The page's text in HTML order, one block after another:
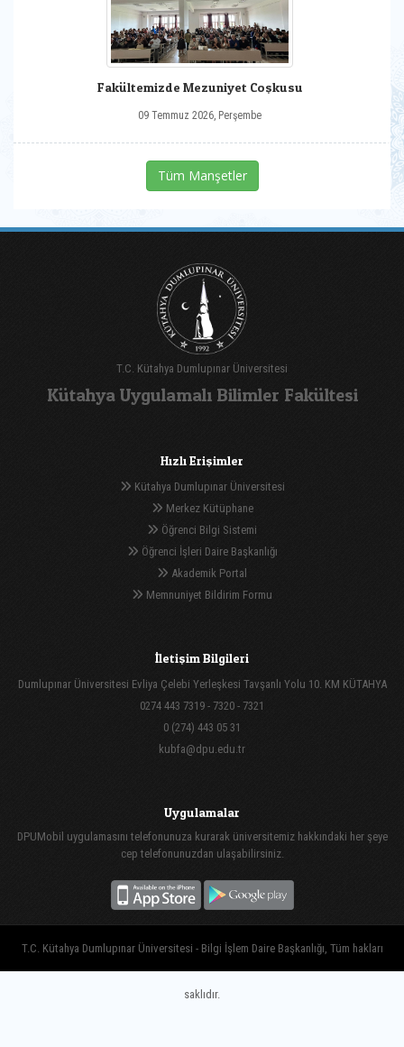
Fakültemizde Mezuniyet Coşkusu
09 Temmuz 2026, Perşembe
Tüm Manşetler
T.C. Kütahya Dumlupınar Üniversitesi
Kütahya Uygulamalı Bilimler Fakültesi
Hızlı Erişimler
Kütahya Dumlupınar Üniversitesi
Merkez Kütüphane
Öğrenci Bilgi Sistemi
Öğrenci İşleri Daire Başkanlığı
Akademik Portal
Memnuniyet Bildirim Formu
İletişim Bilgileri
Dumlupınar Üniversitesi Evliya Çelebi Yerleşkesi Tavşanlı Yolu 10. KM KÜTAHYA
0274 443 7319 - 7320 - 7321
0 (274) 443 05 31
kubfa@dpu.edu.tr
Uygulamalar
DPUMobil uygulamasını telefonunuza kurarak üniversitemiz hakkındaki her şeye
cep telefonunuzdan ulaşabilirsiniz.
T.C. Kütahya Dumlupınar Üniversitesi - Bilgi İşlem Daire Başkanlığı, Tüm hakları
saklıdır.